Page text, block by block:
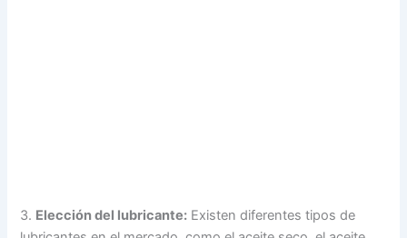
3. Elección del lubricante: Existen diferentes tipos de